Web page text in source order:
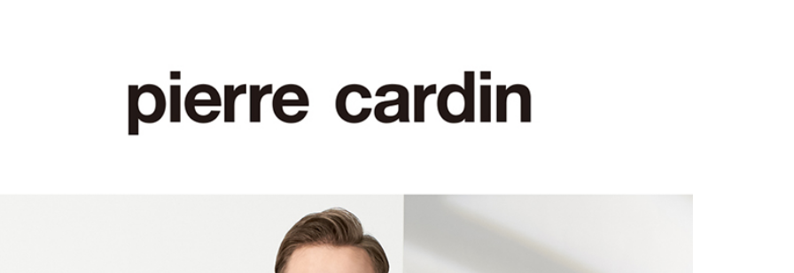
每筆NT$60，滿NT$1,200(含以上)免運費
付款後萊爾富取貨
每筆NT$60，滿NT$1,200(含以上)免運費
付款後7-11取貨
每筆NT$60，滿NT$1,200(含以上)免運費